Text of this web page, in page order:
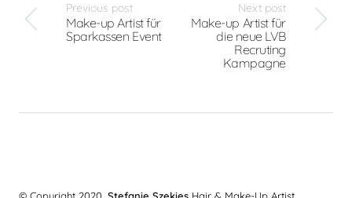
Previous post
Make-up Artist für
Sparkassen Event
Next post
Make-up Artist für
die neue LVB
Recruting
Kampagne